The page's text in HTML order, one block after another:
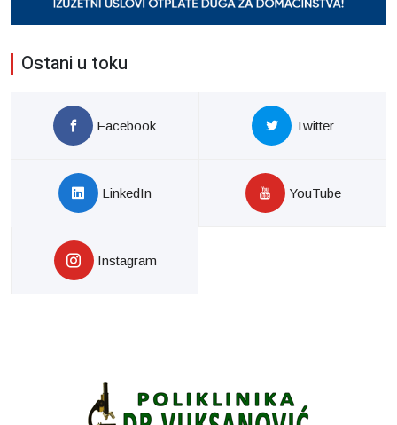
Ostani u toku
Facebook Twitter
LinkedIn YouTube
Instagram